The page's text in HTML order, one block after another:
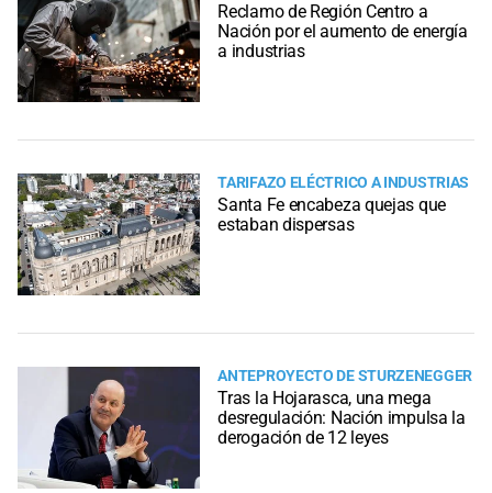
Reclamo de Región Centro a
Nación por el aumento de energía
a industrias
TARIFAZO ELÉCTRICO A INDUSTRIAS
Santa Fe encabeza quejas que
estaban dispersas
ANTEPROYECTO DE STURZENEGGER
Tras la Hojarasca, una mega
desregulación: Nación impulsa la
derogación de 12 leyes